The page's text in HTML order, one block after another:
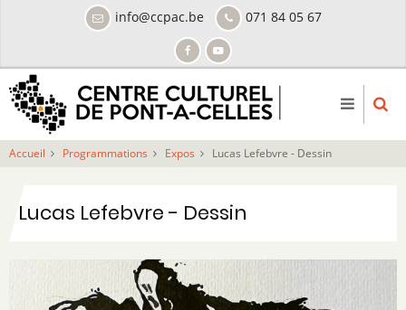
principal
info@ccpac.be 071 84 05 67
Accueil Programmations Expos Lucas Lefebvre - Dessin
Lucas Lefebvre - Dessin